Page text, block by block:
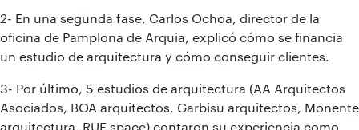
2- En una segunda fase, Carlos Ochoa, director de la
oficina de Pamplona de Arquia, explicó cómo se financia
un estudio de arquitectura y cómo conseguir clientes.
3- Por último, 5 estudios de arquitectura (AA Arquitectos
Asociados, BOA arquitectos, Garbisu arquitectos, Monente
arquitectura, RUE space) contaron su experiencia como